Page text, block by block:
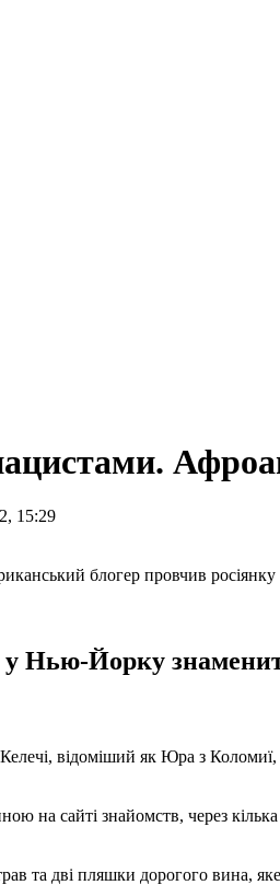
15:29
у Нью-Йорку
відоміший як Юра з
на сайті знайомств, через
та дві пляшки дорогого вина,